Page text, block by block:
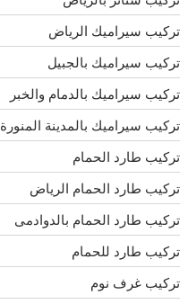
تركيب سيراميك الرياض
تركيب سيراميك بالجبيل
تركيب سيراميك بالدمام والخبر
تركيب سيراميك بالمدينة المنورة
تركيب طارد الحمام
تركيب طارد الحمام الرياض
تركيب طارد الحمام بالدوادمى
تركيب طارد للحمام
تركيب غرف نوم